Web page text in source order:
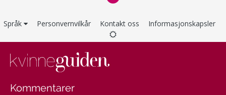
Språk Personvernvilkår Kontakt oss Informasjonskapsler
Kommentarer